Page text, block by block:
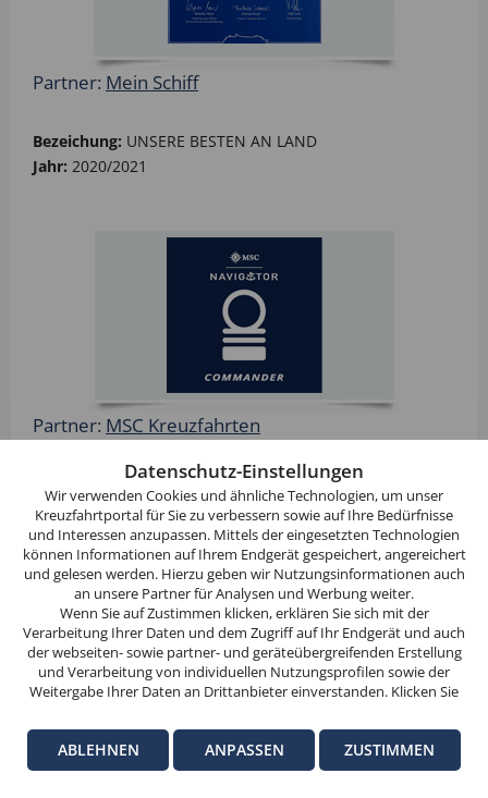
Partner: Mein Schiff
Bezeichung: UNSERE BESTEN AN LAND
Jahr: 2020/2021
Partner: MSC Kreuzfahrten
"MSC Navigator Partner in Höchstrang
Commander"
Jahr:2020
Diese
verwendet
Cookies.
Wenn
Sie
weitersurfen,
stimmen
Sie
der
Cookie-
OK
Datenschutz-Einstellungen
Wir verwenden Cookies und ähnliche Technologien, um unser
Kreuzfahrtportal für Sie zu verbessern sowie auf Ihre Bedürfnisse
und Interessen anzupassen. Mittels der eingesetzten Technologien
können Informationen auf Ihrem Endgerät gespeichert, angereichert
und gelesen werden. Hierzu geben wir Nutzungsinformationen auch
an unsere Partner für Analysen und Werbung weiter.
Wenn Sie auf Zustimmen klicken, erklären Sie sich mit der
Verarbeitung Ihrer Daten und dem Zugriff auf Ihr Endgerät und auch
der webseiten- sowie partner- und geräteübergreifenden Erstellung
und Verarbeitung von individuellen Nutzungsprofilen sowie der
Weitergabe Ihrer Daten an Drittanbieter einverstanden. Klicken Sie
notwendigen Verarbeitungen zustimmen möchten. Klicken Sie auf
Anpassen, um einzelnen Anbietern die Zustimmung zu erteilen.
Weitere Informationen finden Sie in unserenDatenschutz-
ABLEHNEN ANPASSEN ZUSTIMMEN